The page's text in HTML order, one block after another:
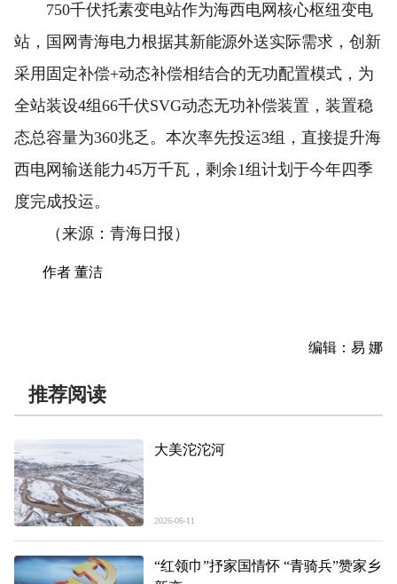
750千伏托素变电站作为海西电网核心枢纽变电
站，国网青海电力根据其新能源外送实际需求，创新
采用固定补偿+动态补偿相结合的无功配置模式，为
全站装设4组66千伏SVG动态无功补偿装置，装置稳
态总容量为360兆乏。本次率先投运3组，直接提升海
西电网输送能力45万千瓦，剩余1组计划于今年四季
度完成投运。
（来源：青海日报）
作者 董洁
编辑：易 娜
推荐阅读
大美沱沱河
2026-06-11
“红领巾”抒家国情怀 “青骑兵”赞家乡